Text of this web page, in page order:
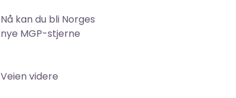
Nå kan du bli Norges
nye MGP-stjerne
Veien videre